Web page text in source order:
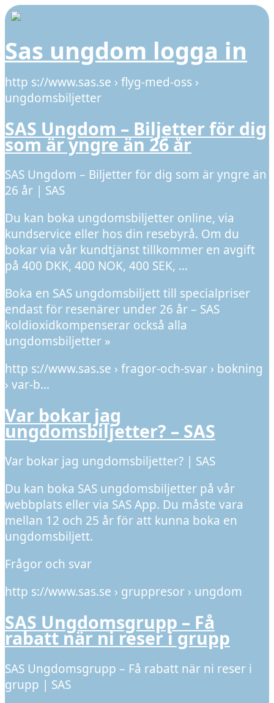
Sas ungdom logga in
http s://www.sas.se › flyg-med-oss ›
ungdomsbiljetter
SAS Ungdom – Biljetter för dig
som är yngre än 26 år
SAS Ungdom – Biljetter för dig som är yngre än
26 år | SAS
Du kan boka ungdomsbiljetter online, via
kundservice eller hos din resebyrå. Om du
bokar via vår kundtjänst tillkommer en avgift
på 400 DKK, 400 NOK, 400 SEK, …
Boka en SAS ungdomsbiljett till specialpriser
endast för resenärer under 26 år – SAS
koldioxidkompenserar också alla
ungdomsbiljetter »
http s://www.sas.se › fragor-och-svar › bokning
› var-b…
Var bokar jag
ungdomsbiljetter? – SAS
Var bokar jag ungdomsbiljetter? | SAS
Du kan boka SAS ungdomsbiljetter på vår
webbplats eller via SAS App. Du måste vara
mellan 12 och 25 år för att kunna boka en
ungdomsbiljett.
Frågor och svar
http s://www.sas.se › gruppresor › ungdom
SAS Ungdomsgrupp – Få
rabatt när ni reser i grupp
SAS Ungdomsgrupp – Få rabatt när ni reser i
grupp | SAS